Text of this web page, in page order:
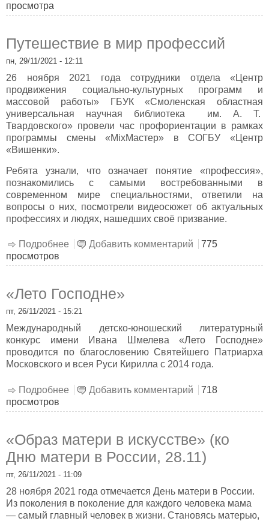
просмотра
Путешествие в мир профессий
пн, 29/11/2021 - 12:11
26 ноября 2021 года сотрудники отдела «Центр
продвижения социально-культурных программ и
массовой работы» ГБУК «Смоленская областная
универсальная научная библиотека им. А. Т.
Твардовского» провели час профориентации в рамках
программы смены «MixМастер» в СОГБУ «Центр
«Вишенки».
Ребята узнали, что означает понятие «профессия»,
познакомились с самыми востребованными в
современном мире специальностями, ответили на
вопросы о них, посмотрели видеосюжет об актуальных
профессиях и людях, нашедших своё призвание.
Подробнее о Путешествие в мир профессий
Добавить комментарий
775
просмотров
«Лето Господне»
пт, 26/11/2021 - 15:21
Международный детско-юношеский литературный
конкурс имени Ивана Шмелева «Лето Господне»
проводится по благословению Святейшего Патриарха
Московского и всея Руси Кирилла с 2014 года.
Подробнее о «Лето Господне»
Добавить комментарий
718
просмотров
«Образ матери в искусстве» (ко
Дню матери в России, 28.11)
пт, 26/11/2021 - 11:09
28 ноября 2021 года отмечается День матери в России.
Из поколения в поколение для каждого человека мама
— самый главный человек в жизни. Становясь матерью,